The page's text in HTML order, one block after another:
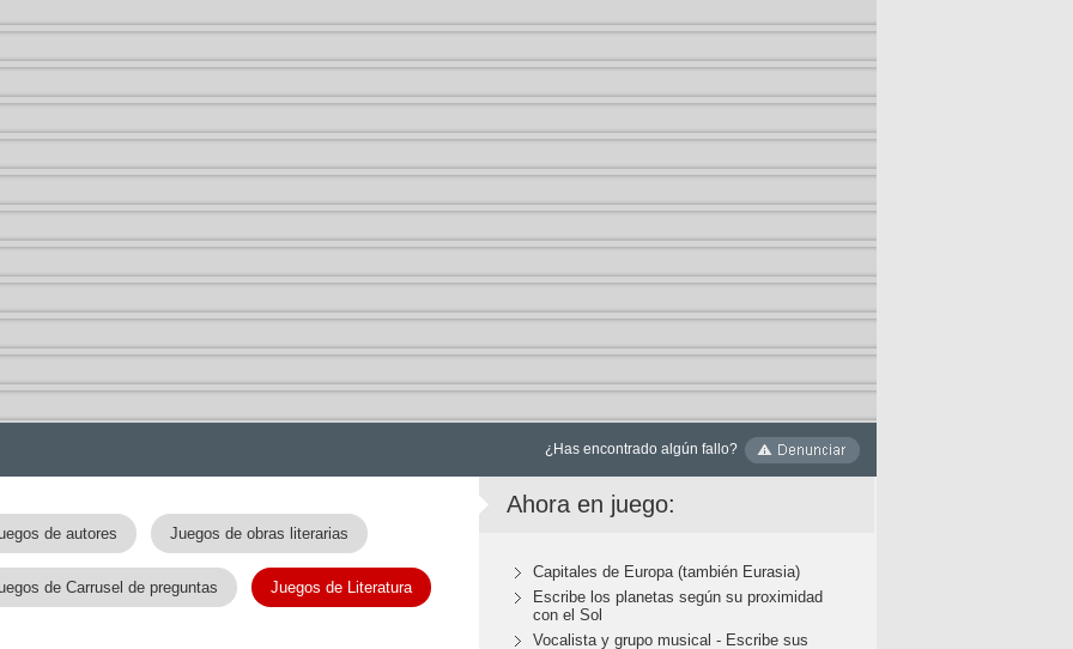
¿Has encontrado algún fallo?
de autores Juegos de obras literarias
de Carrusel de preguntas Juegos de Literatura
Ahora en juego:
Capitales de Europa (también Eurasia)
Escribe los planetas según su proximidad
con el Sol
Vocalista y grupo musical - Escribe sus